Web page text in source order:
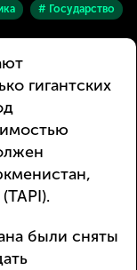
# Государство
гигантских
были сняты